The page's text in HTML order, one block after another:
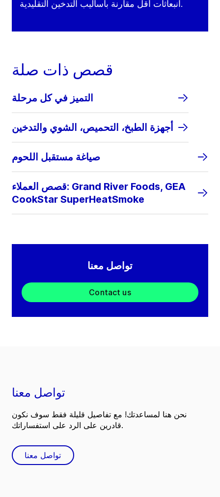
انبعاثات أقل مقارنة بأساليب التدخين التقليدية.
قصص ذات صلة
التميز في كل مرحلة
أجهزة الطبخ، التحميص، الشوي والتدخين
صياغة مستقبل اللحوم
قصص العملاء: Grand River Foods, GEA
CookStar SuperHeatSmoke
تواصل معنا
Contact us
تواصل معنا
نحن هنا لمساعدتك! مع تفاصيل قليلة فقط سوف نكون
قادرين على الرد على استفساراتك.
تواصل معنا